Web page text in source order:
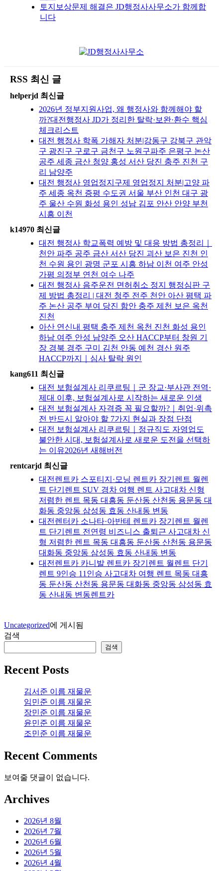
토지보상문제 해결은 JD행정사사무소가 함께합
니다
RSS 최신 글
helperjd 최신글
2026년 정부지원사업, 왜 행정사와 함께해야 할
까?대전행정사 JD가 정리한 탈락·보완·환수 핵심
체크리스트
대전 행정사 학폭 가해자 처분|강동구 강북구 관악
구 광진구 구로구 금천구 노원구파주 은평구 논산
공주 세종 금산 청양 홍성 서산 당진 충주 진천 구
리 남양주
대전 행정사 영업정지구제 영업정지 처분|고양 파
주 세종 옥천 증평 수도권 서울 부산 인천 대구 광
주 울산 수원 화성 용인 성남 김포 안산 안양 부천
시흥 이천
k14970 최신글
대전 행정사 학교폭력 예방 및 대응 방법 총정리｜
천안 파주 공주 금산 서산 당진 괴산 보은 진천 인
천 수원 용인 광명 군포 시흥 하남 이천 여주 안성
가평 의정부 연천 여수 나주
대전 행정사 음주운전 면허취소 정지 행정심판 구
제 방법 총정리 | 대전 청주 전주 천안 아산 평택 파
주 논산 공주 부여 당진 함안 충주 제천 보은 옥천
진천
아산 연신내 평택 충주 제천 옥천 진천 화성 용인
하남 여주 안성 남양주 오산 HACCP부터 창원 기
장 경북 경주 구미 김천 안동 예천 경산 원주
HACCP까지｜심사 탈락 원인
kang611 최신글
대전 보험설계사 리쿠르팅｜군 장교·부사관 전역·
제대 이후, 보험설계사로 시작하는 새로운 인생
대전 보험설계사 자격증 꼭 필요할까?｜취업·위촉
전 반드시 알아야 할 7가지 현실과 장점 단점
대전 보험설계사 리쿠르팅｜정규직도 자영업도
불안한 시대, 보험설계사로 새로운 도전을 선택하
는 이유2026년 새해버전
rentcarjd 최신글
대전렌트카 스포티지·모닝 렌트카 장기렌트 월렌
트 단기렌트 SUV 경차 여행 렌트 사고대차 신형
저렴한 렌트 목동 대흥동 둔산동 산천동 용문동 대
화동 중앙동 삼성동 효동 산내동 변동
대전렌터카 소나타·아반테 렌트카 장기렌트 월렌
트 단기렌트 전연령 비즈니스 출퇴근 사고대차 신
형 저렴한 렌트 목동 대흥동 둔산동 산천동 용문동
대화동 중앙동 삼성동 효동 산내동 변동
대전렌트카 카니발 렌트카 장기렌트 월렌트 단기
렌트 9인승 11인승 사고대차 여행 렌트 목동 대흥
동 둔산동 산천동 용문동 대화동 중앙동 삼성동 효
동 산내동 변동렌트카
Uncategorized에 게시됨
검색
검색
Recent Posts
김서준 이름 재물운
임민준 이름 재물운
장민준 이름 재물운
윤민준 이름 재물운
조민준 이름 재물운
Recent Comments
보여줄 댓글이 없습니다.
Archives
2026년 8월
2026년 7월
2026년 6월
2026년 5월
2026년 4월